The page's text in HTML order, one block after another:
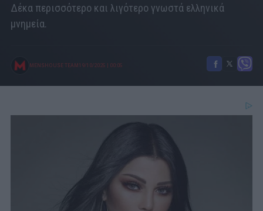
Δέκα περισσότερο και λιγότερο γνωστά ελληνικά
μνημεία.
MENSHOUSE TEAM 19/10/2025 00:05